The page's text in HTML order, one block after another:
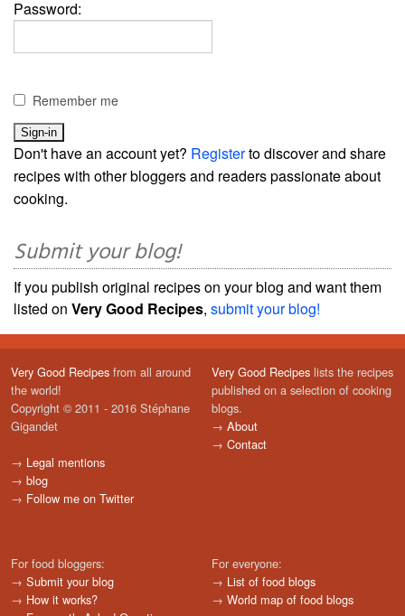
Password:
Remember me
Don't have an account yet? Registerto discover and share
recipes with other bloggers and readers passionate about
cooking.
Submit your blog!
If you publish original recipes on your blog and want them
listed on Very Good Recipes, submit your blog!
Very Good Recipes from all around
the world!
Copyright © 2011 - 2016 Stéphane
Gigandet
→ Legal mentions
→ blog
→ Follow me on Twitter
Very Good Recipes lists the recipes
published on a selection of cooking
blogs.
→ About
→ Contact
For food bloggers:
→ Submit your blog
→ How it works?
For everyone:
→ List of food blogs
→ World map of food blogs